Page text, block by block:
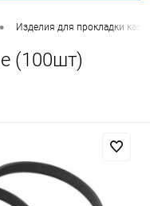
• Изделия для прокладки
(100шт)